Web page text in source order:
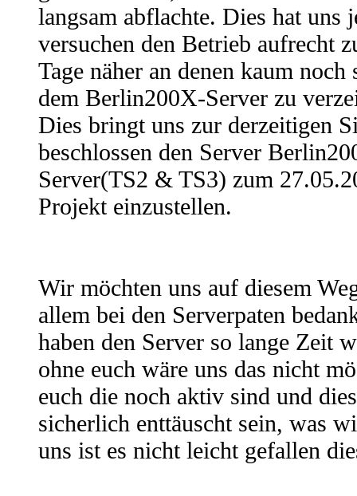
langsam abflachte. Dies hat uns
versuchen den Betrieb aufrecht
Tage näher an denen kaum
dem Berlin200X-Server zu
Dies bringt uns zur derzeitigen
beschlossen den Server
Server(TS2 & TS3) zum
Projekt einzustellen.
Wir möchten uns auf diesem
allem bei den Serverpaten
haben den Server so lange Zeit
ohne euch wäre uns das nicht
euch die noch aktiv sind und
sicherlich enttäuscht sein, was
uns ist es nicht leicht gefallen